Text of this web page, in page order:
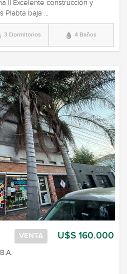
II Excelente construcción y
Plabta baja ...
3 Dormitorios 4 Baños
U$S 160.000
VENTA